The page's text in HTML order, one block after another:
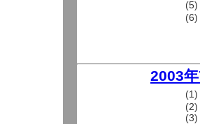
(5)
(6)
2003
(1)
(2)
(3)